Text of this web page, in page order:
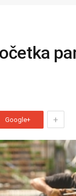
Google+ +